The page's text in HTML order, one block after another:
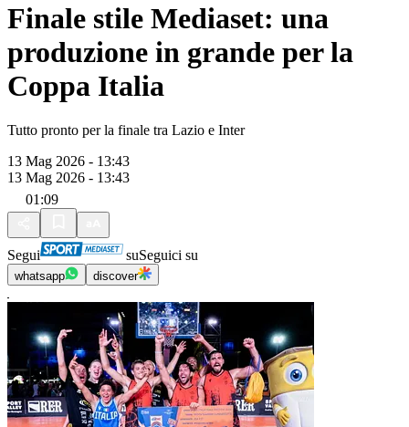
Finale stile Mediaset: una
produzione in grande per la
Coppa Italia
Tutto pronto per la finale tra Lazio e Inter
13 Mag 2026 - 13:43
13 Mag 2026 - 13:43
01:09
Segui suSeguici su
whatsapp discover